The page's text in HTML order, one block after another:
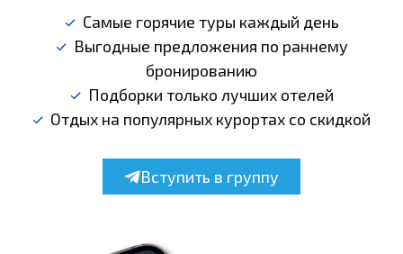
Самые горячие туры каждый день
Выгодные предложения по раннему
бронированию
Подборки только лучших отелей
Отдых на популярных курортах со скидкой
Вступить в группу